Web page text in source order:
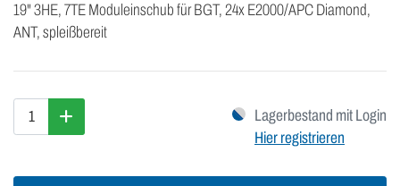
19" 3HE, 7TE Moduleinschub für BGT, 24x E2000/APC Diamond,
ANT, spleißbereit
Lagerbestand mit Login
Hier registrieren